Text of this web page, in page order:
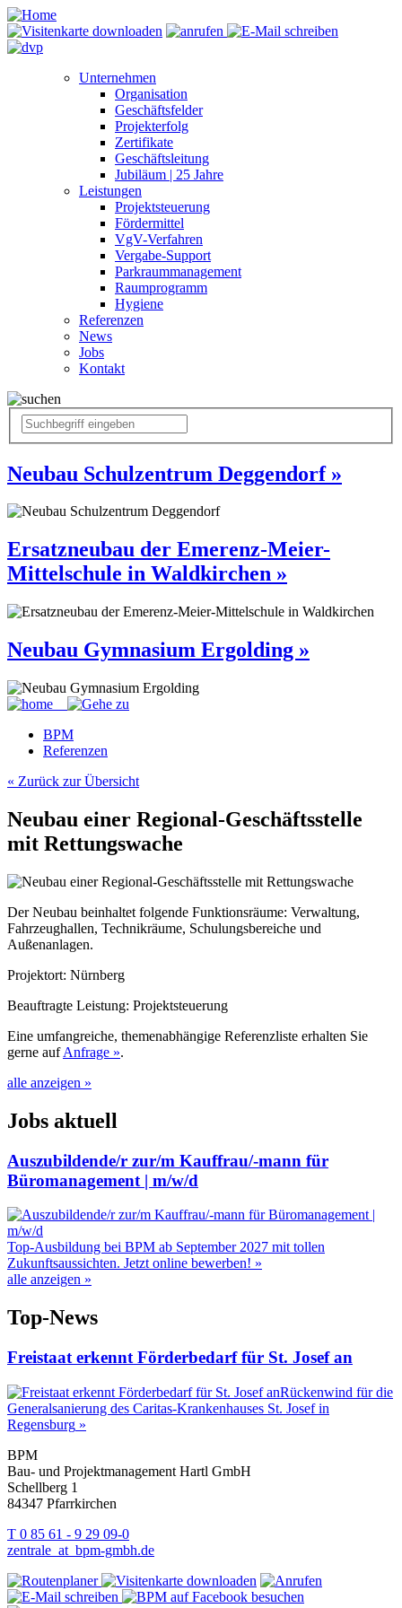
Unternehmen
Organisation
Geschäftsfelder
Projekterfolg
Zertifikate
Geschäftsleitung
Jubiläum | 25 Jahre
Leistungen
Projektsteuerung
Fördermittel
VgV-Verfahren
Vergabe-Support
Parkraummanagement
Raumprogramm
Hygiene
Referenzen
News
Jobs
Kontakt
Neubau Schulzentrum Deggendorf »
Ersatzneubau der Emerenz-Meier-
Mittelschule in Waldkirchen »
Neubau Gymnasium Ergolding »
BPM
Referenzen
« Zurück zur Übersicht
Neubau einer Regional-Geschäftsstelle
mit Rettungswache
Der Neubau beinhaltet folgende Funktionsräume: Verwaltung,
Fahrzeughallen, Technikräume, Schulungsbereiche und
Außenanlagen.
Projektort: Nürnberg
Beauftragte Leistung: Projektsteuerung
Eine umfangreiche, themenabhängige Referenzliste erhalten Sie
gerne aufAnfrage ».
alle anzeigen »
Jobs aktuell
Auszubildende/r zur/m Kauffrau/-mann für
Büromanagement | m/w/d
Top-Ausbildung bei BPM ab September 2027 mit tollen
Zukunftsaussichten. Jetzt online bewerben! »
alle anzeigen »
Top‑News
Freistaat erkennt Förderbedarf für St. Josef an
Rückenwind für die
Generalsanierung des Caritas-Krankenhauses St. Josef in
Regensburg »
BPM
Bau- und Projektmanagement Hartl GmbH
Schellberg 1
84347 Pfarrkirchen
T 0 85 61 - 9 29 09-0
zentrale _at_ bpm-gmbh.de